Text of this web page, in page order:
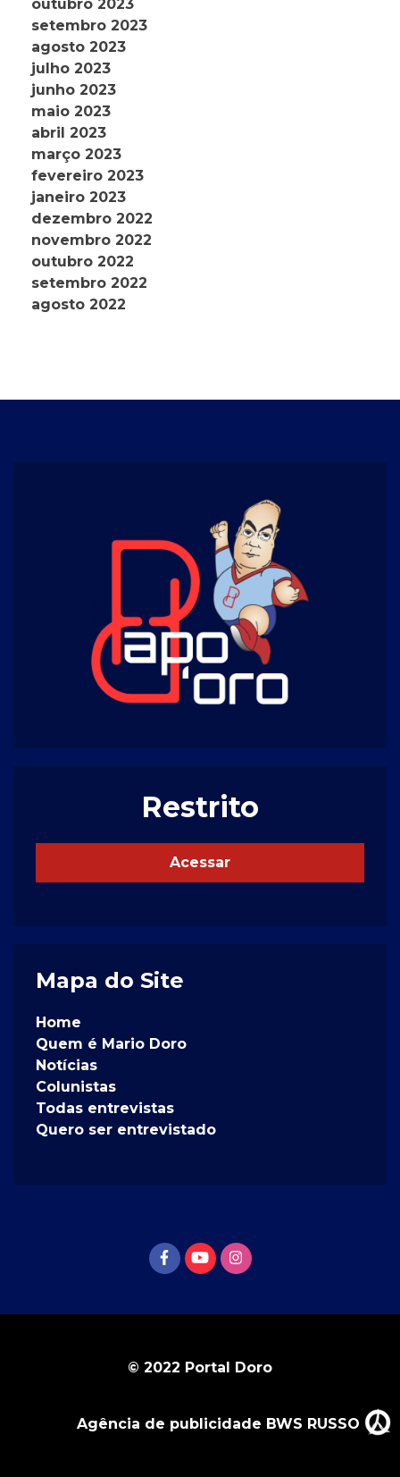
outubro 2023
setembro 2023
agosto 2023
julho 2023
junho 2023
maio 2023
abril 2023
março 2023
fevereiro 2023
janeiro 2023
dezembro 2022
novembro 2022
outubro 2022
setembro 2022
agosto 2022
Restrito
Acessar
Mapa do Site
Home
Quem é Mario Doro
Notícias
Colunistas
Todas entrevistas
Quero ser entrevistado
© 2022 Portal Doro
Agência de publicidade BWS RUSSO